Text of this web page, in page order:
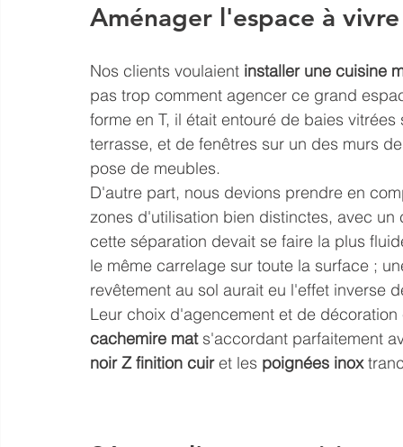
Aménager l'espace à
Nos clients voulaient installer une cuisine
pas trop comment agencer ce grand
forme en T, il était entouré de baies
terrasse, et de fenêtres sur un des murs
pose de meubles.
D'autre part, nous devions prendre en
zones d'utilisation bien distinctes, avec
cette séparation devait se faire la plus
le même carrelage sur toute la surface ;
revêtement au sol aurait eu l'effet
Leur choix d'agencement et de
cachemire mat s'accordant parfaitement
noir Z finition cuir et les poignées inox